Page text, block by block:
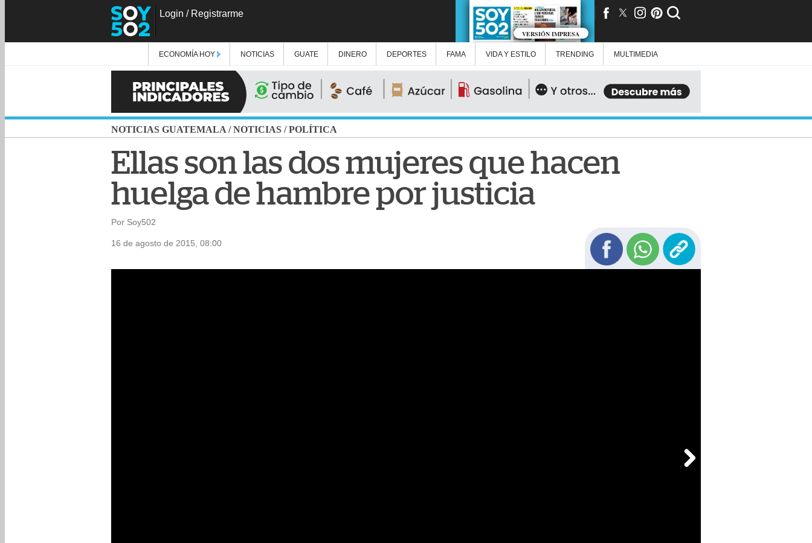
Login / Registrarme
VERSIÓN IMPRESA
ECONOMÍA HOY NOTICIAS GUATE DINERO DEPORTES FAMA VIDA Y ESTILO TRENDING MULTIMEDIA
NOTICIAS GUATEMALA /NOTICIAS /POLÍTICA
Ellas son las dos mujeres que hacen
huelga de hambre por justicia
Por Soy502
16 de agosto de 2015, 08:00